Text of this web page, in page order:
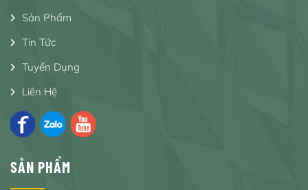
Sản Phẩm
Tin Tức
Tuyển Dụng
Liên Hệ
SẢN PHẨM